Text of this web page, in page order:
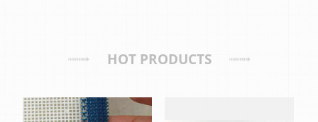
HOT PRODUCTS